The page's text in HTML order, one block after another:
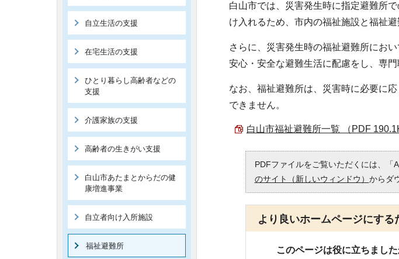
白山市では、災害発生時に指定避難所
け入れるため、市内の福祉施設と福祉
さらに、災害発生時の福祉避難所にお
安心・安全な避難生活に配慮をし、専
なお、福祉避難所は、災害時に必要に
できません。
白山市福祉避難所一覧 （PDF
PDFファイルをご覧いただくには、「
のサイト（新しいウィンドウ） からダ
より良いホームページにする
このページは役に立ちました
自立生活の支援
在宅生活の支援
ひとり暮らし高齢者などの
支援
介護家族の支援
高齢者の生きがい支援
白山市あたまとからだの健
康増進事業
自立者向け入所施設
福祉避難所